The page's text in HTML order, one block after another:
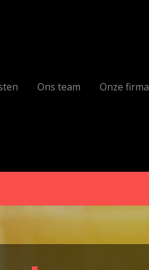
Ons team Onze firma